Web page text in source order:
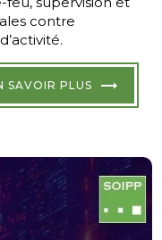
contre
SAVOIR PLUS